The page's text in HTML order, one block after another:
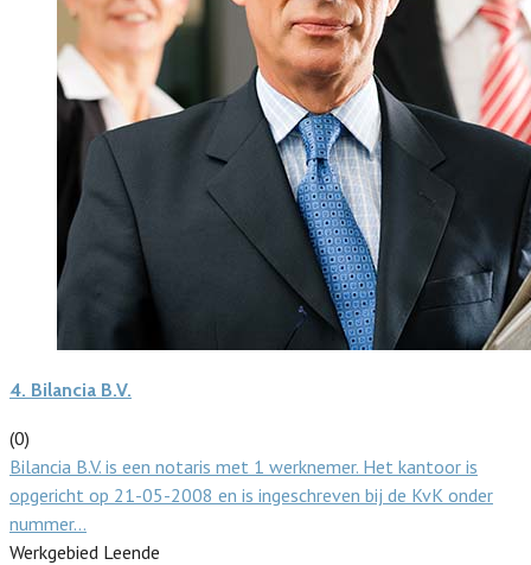
4. Bilancia B.V.
(0)
Bilancia B.V. is een notaris met 1 werknemer. Het kantoor is
opgericht op 21-05-2008 en is ingeschreven bij de KvK onder
nummer…
Werkgebied Leende